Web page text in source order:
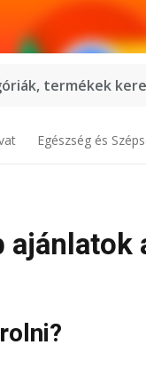
termékek
Egészség és
ajánlatok